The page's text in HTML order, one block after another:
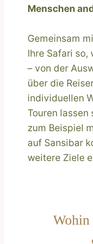
Menschen
Gemeinsam
Ihre Safari so,
– von der
über die
individuellen
Touren
zum Beispiel
auf Sansibar
weitere Ziele
Wohin